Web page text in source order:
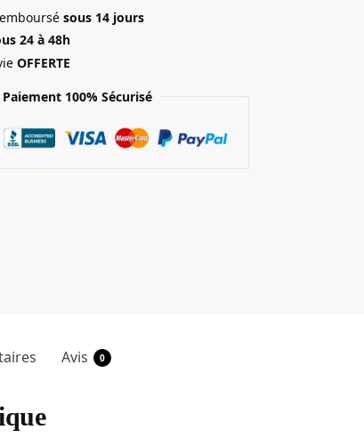
sous 14 jours
24 à 48h
OFFERTE
Paiement 100% Sécurisé
Avis 0